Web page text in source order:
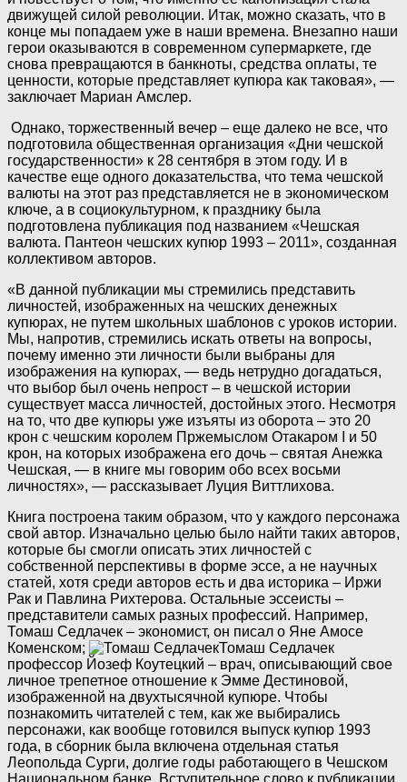
движущей силой революции. Итак, можно сказать, что в
конце мы попадаем уже в наши времена. Внезапно наши
герои оказываются в современном супермаркете, где
снова превращаются в банкноты, средства оплаты, те
ценности, которые представляет купюра как таковая», —
заключает Мариан Амслер.
Однако, торжественный вечер – еще далеко не все, что
подготовила общественная организация «Дни чешской
государственности» к 28 сентября в этом году. И в
качестве еще одного доказательства, что тема чешской
валюты на этот раз представляется не в экономическом
ключе, а в социокультурном, к празднику была
подготовлена публикация под названием «Чешская
валюта. Пантеон чешских купюр 1993 – 2011», созданная
коллективом авторов.
«В данной публикации мы стремились представить
личностей, изображенных на чешских денежных
купюрах, не путем школьных шаблонов с уроков истории.
Мы, напротив, стремились искать ответы на вопросы,
почему именно эти личности были выбраны для
изображения на купюрах, — ведь нетрудно догадаться,
что выбор был очень непрост – в чешской истории
существует масса личностей, достойных этого. Несмотря
на то, что две купюры уже изъяты из оборота – это 20
крон с чешским королем Пржемыслом Отакаром I и 50
крон, на которых изображена его дочь – святая Анежка
Чешская, — в книге мы говорим обо всех восьми
личностях», — рассказывает Луция Виттлихова.
Книга построена таким образом, что у каждого персонажа
свой автор. Изначально целью было найти таких авторов,
которые бы смогли описать этих личностей с
собственной перспективы в форме эссе, а не научных
статей, хотя среди авторов есть и два историка – Иржи
Рак и Павлина Рихтерова. Остальные эссеисты –
представители самых разных профессий. Например,
Томаш Седлачек – экономист, он писал о Яне Амосе
Коменском;
Томаш Седлачек
профессор Йозеф Коутецкий – врач, описывающий свое
личное трепетное отношение к Эмме Дестиновой,
изображенной на двухтысячной купюре. Чтобы
познакомить читателей с тем, как же выбирались
персонажи, как вообще готовился выпуск купюр 1993
года, в сборник была включена отдельная статья
Леопольда Сурги, долгие годы работающего в Чешском
Национальном банке. Вступительное слово к публикации